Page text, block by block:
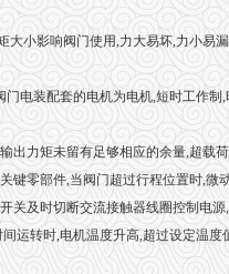
小影响阀门使用,力大易坏,力小易
电装配套的电机为电机,短时工作制,
力矩未留有足够相应的余量,超载荷
键零部件,当阀门超过行程位置时,微
及时切断交流接触器线圈控制电源,
运转时,电机温度升高,超过设定温度